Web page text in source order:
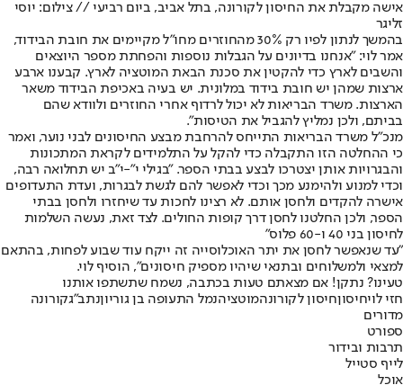
אישה מקבלת את החיסון לקורונה, בתל אביב, ביום רביעי // צילום: יוסי
זליגר
בהמשך לנתון לפיו רק 30% מהחוזרים מחו"ל מקיימים את חובת הבידוד,
אמר לוי: "אנחנו בדיונים על הגבלות נוספות והפחתת מספר היוצאים
והשבים לארץ כדי להקטין את סכנת הבאת המוטציה לארץ. קבענו ארבע
ארצות שמהן יש חובת בידוד במלונית. יש בעיה באכיפת הבידוד משאר
הארצות. משרד הבריאות לא יכול לרדוף אחרי החוזרים ולוודא שהם
בביתם, ולכן נמליץ להגביל את הטיסות".
מנכ"ל משרד הבריאות התייחס להרחבת מבצע החיסונים לבני נוער, ואמר
כי ההחלטה הזו התקבלה כדי להקל על התלמידים לקראת המתכונות
והבגרויות אותן יצטרכו לבצע בבתי הספר. "בגילי י"-י"ב יש תחלואה רבה,
וכדי למנוע ולהימנע מכך וכדי לאפשר להם לגשת לבגרות, ועדת התעדופים
אישרה להקדים ולחסן אותם. לא רצינו לחכות עד שיחזרו ולחסן בבתי
הספר, ולכן החלטנו לחסן דרך קופות החולים. לצד זאת, נעשה השלמות
לחיסון בני 40 ו-60 פלוס"
"עד שנאפשר לחסן את יתר האוכלוסייה זה ייקח עוד שבוע לפחות, בהתאם
למצאי ולמשלוחים ובתנאי שיהיו מספיק חיסונים", הוסיף לוי.
טעינו? נתקן! אם מצאתם טעות בכתבה, נשמח שתשתפו אותנו
חזי לויחיסוןחיסון לקורונהמוטציהנמל התעופה בן גוריוןנתב"גקורונה
מדורים
ספורט
תרבות ובידור
לייף סטייל
אוכל